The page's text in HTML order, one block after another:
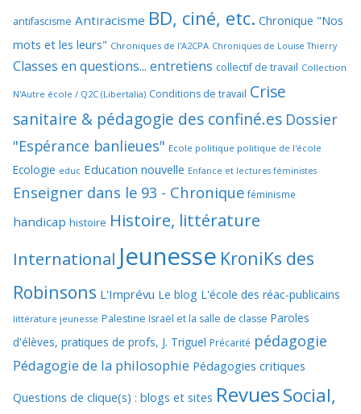
antifascisme Antiracisme BD, ciné, etc. Chronique "Nos
mots et les leurs" Chroniques de l'A2CPA Chroniques de Louise Thierry
Classes en questions... entretiens collectif de travail Collection
N'Autre école / Q2C (Libertalia) Conditions de travail Crise
sanitaire & pédagogie des confiné.es Dossier
"Espérance banlieues" Ecole politique politique de l'école
Ecologie educ Education nouvelle Enfance et lectures féministes
Enseigner dans le 93 - Chronique féminisme
handicap histoire Histoire, littérature
International Jeunesse KroniKs des
Robinsons L'Imprévu Le blog L'école des réac-publicains
littérature jeunesse Palestine Israël et la salle de classe Paroles
d'élèves, pratiques de profs, J. Triguel Précarité pédagogie
Pédagogie de la philosophie Pédagogies critiques
Questions de clique(s) : blogs et sites RevuesSocial,